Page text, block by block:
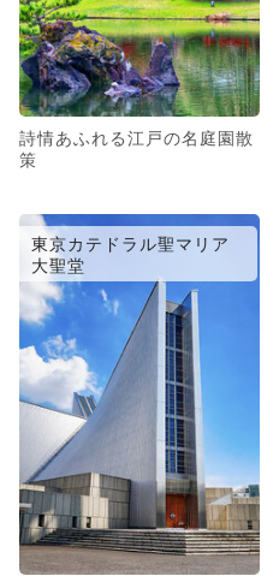
詩情あふれる江戸の名庭園散
策
東京カテドラル聖マリア
大聖堂